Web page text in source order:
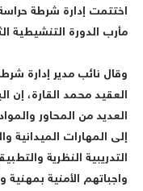
إدارة شرطة حراسة
الدورة التنشيطية
نائب مدير إدارة
محمد القارة، إن
من المحاور والمواد
المهارات الميدانية
النظرية
الأمنية بمهنية